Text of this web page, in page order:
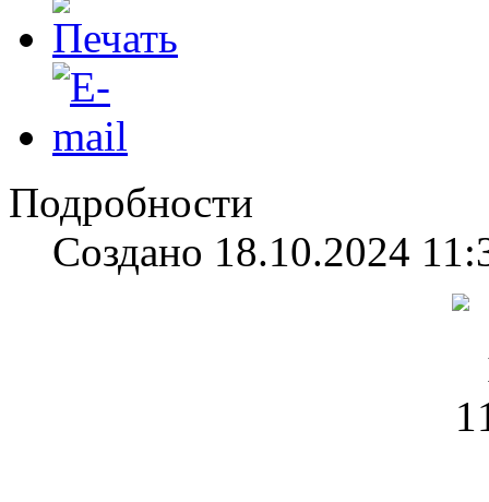
Подробности
Создано 18.10.2024